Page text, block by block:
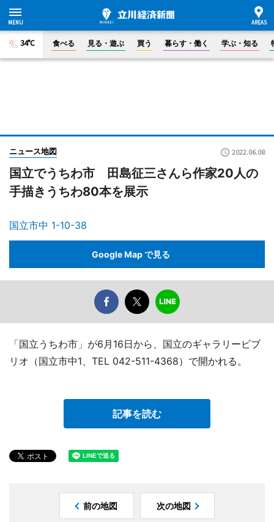
34°C 食べる 見る・遊ぶ 買う 暮らす・働く 学ぶ・知る
ニュース地図 2022.06.08
国立でうちわ市 田島征三さんら作家20人の
手描きうちわ80本を展示
国立市中 1-10-38
Google Map で見る
「国立うちわ市」が6月16日から、国立のギャラリービブ
リオ（国立市中1、TEL 042-511-4368）で開かれる。
記事を読む
前の地図 次の地図